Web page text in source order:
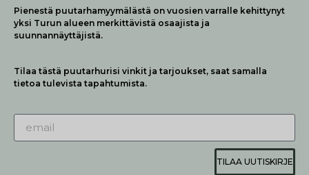
Pienestä puutarhamyymälästä on vuosien varralle kehittynyt
yksi Turun alueen merkittävistä osaajista ja
suunnannäyttäjistä.
Tilaa tästä puutarhurisi vinkit ja tarjoukset, saat samalla
tietoa tulevista tapahtumista.
TILAA UUTISKIRJE